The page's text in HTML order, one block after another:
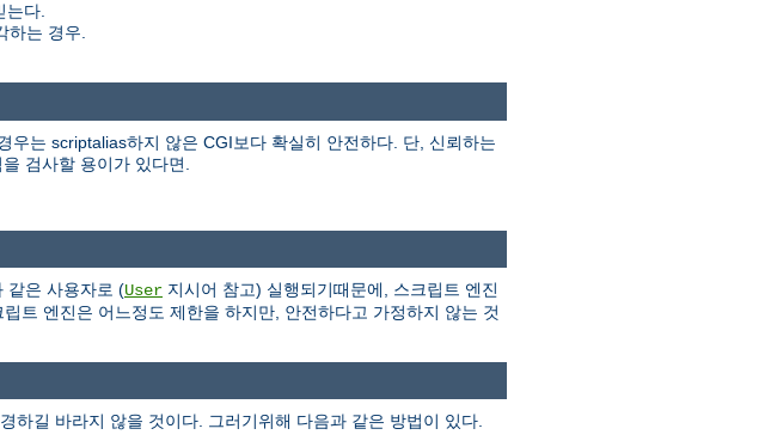
는다.
하는 경우.
는 scriptalias하지 않은 CGI보다 확실히 안전하다. 단, 신뢰하는
검사할 용이가 있다면.
같은 사용자로 (User 지시어 참고) 실행되기때문에, 스크립트 엔진
트 엔진은 어느정도 제한을 하지만, 안전하다고 가정하지 않는 것
하길 바라지 않을 것이다. 그러기위해 다음과 같은 방법이 있다.